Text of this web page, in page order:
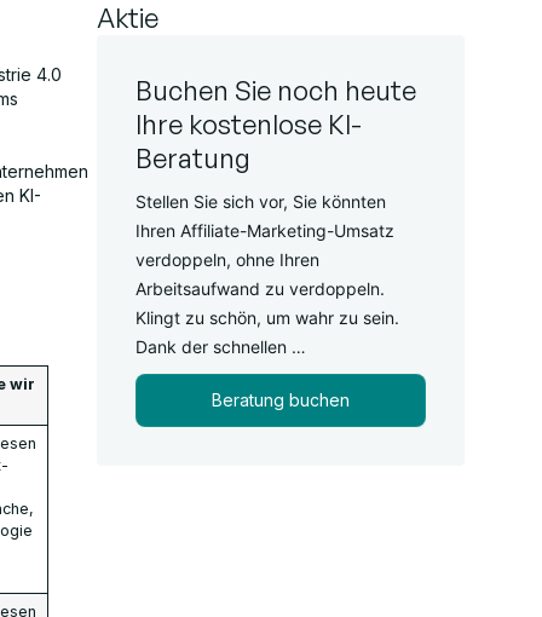
4.0
KI-
wir
Aktie
Buchen Sie noch heute
Ihre kostenlose KI-
Beratung
Stellen Sie sich vor, Sie könnten
Ihren Affiliate-Marketing-Umsatz
verdoppeln, ohne Ihren
Arbeitsaufwand zu verdoppeln.
Klingt zu schön, um wahr zu sein.
Dank der schnellen …
Beratung buchen